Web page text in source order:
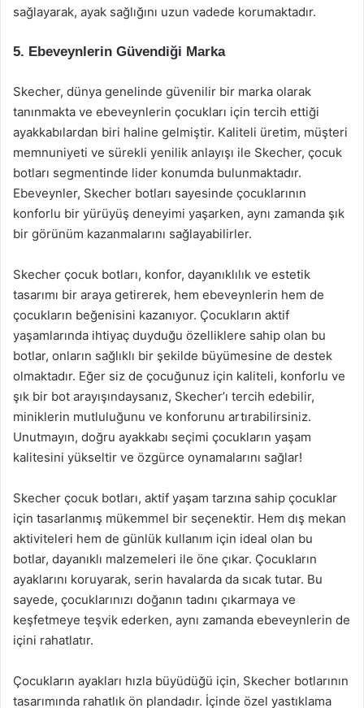
sağlayarak, ayak sağlığını uzun vadede korumaktadır.
5. Ebeveynlerin Güvendiği Marka
Skecher, dünya genelinde güvenilir bir marka olarak
tanınmakta ve ebeveynlerin çocukları için tercih ettiği
ayakkabılardan biri haline gelmiştir. Kaliteli üretim, müşteri
memnuniyeti ve sürekli yenilik anlayışı ile Skecher, çocuk
botları segmentinde lider konumda bulunmaktadır.
Ebeveynler, Skecher botları sayesinde çocuklarının
konforlu bir yürüyüş deneyimi yaşarken, aynı zamanda şık
bir görünüm kazanmalarını sağlayabilirler.
Skecher çocuk botları, konfor, dayanıklılık ve estetik
tasarımı bir araya getirerek, hem ebeveynlerin hem de
çocukların beğenisini kazanıyor. Çocukların aktif
yaşamlarında ihtiyaç duyduğu özelliklere sahip olan bu
botlar, onların sağlıklı bir şekilde büyümesine de destek
olmaktadır. Eğer siz de çocuğunuz için kaliteli, konforlu ve
şık bir bot arayışındaysanız, Skecher’ı tercih edebilir,
miniklerin mutluluğunu ve konforunu artırabilirsiniz.
Unutmayın, doğru ayakkabı seçimi çocukların yaşam
kalitesini yükseltir ve özgürce oynamalarını sağlar!
Skecher çocuk botları, aktif yaşam tarzına sahip çocuklar
için tasarlanmış mükemmel bir seçenektir. Hem dış mekan
aktiviteleri hem de günlük kullanım için ideal olan bu
botlar, dayanıklı malzemeleri ile öne çıkar. Çocukların
ayaklarını koruyarak, serin havalarda da sıcak tutar. Bu
sayede, çocuklarınızı doğanın tadını çıkarmaya ve
keşfetmeye teşvik ederken, aynı zamanda ebeveynlerin de
içini rahatlatır.
Çocukların ayakları hızla büyüdüğü için, Skecher botlarının
tasarımında rahatlık ön plandadır. İçinde özel yastıklama